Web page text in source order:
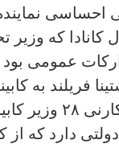
احساسی نماینده
که وزیر
عمومی بود
فریلند به
دارد که از